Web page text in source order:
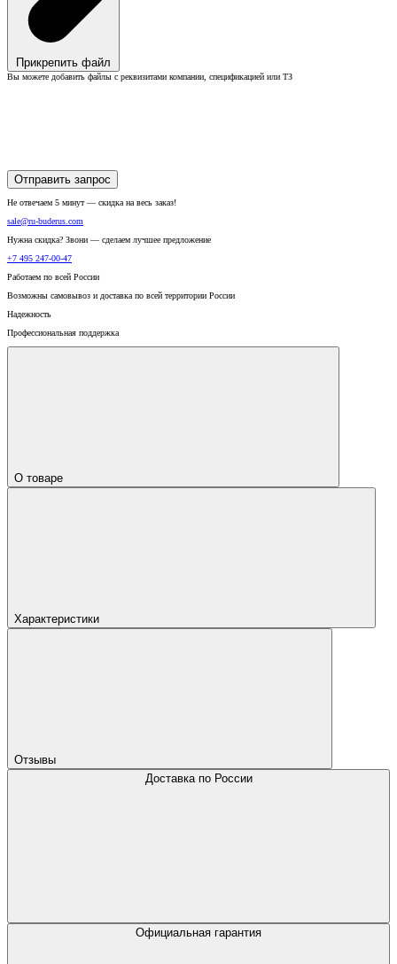
Прикрепить файл
Вы можете добавить файлы с реквизитами компании, спецификацией или ТЗ
Отправить запрос
Не отвечаем 5 минут — скидка на весь заказ!
sale@ru-buderus.com
Нужна скидка? Звони — сделаем лучшее предложение
+7 495 247-00-47
Работаем по всей России
Возможны самовывоз и доставка по всей территории России
Надежность
Профессиональная поддержка
О товаре
Характеристики
Отзывы
Доставка по России
Официальная гарантия